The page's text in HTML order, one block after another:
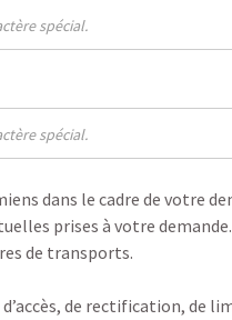
dans le cadre de votre
prises à votre
de transports.
de rectification, de